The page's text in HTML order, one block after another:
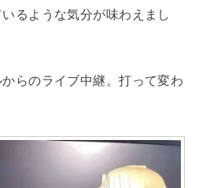
るような気分が味わえまし
らのライブ中継。打って変わ